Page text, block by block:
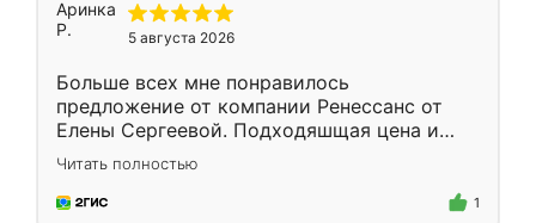
5 августа 2026
Больше всех мне понравилось
предложение от компании Ренессанс от
Елены Сергеевой. Подходяшщая цена и
короткие сроки изготовления. Приехавший
для замера сотрудник Владислав
предложил по моему эскизу самый
Читать полностью
1